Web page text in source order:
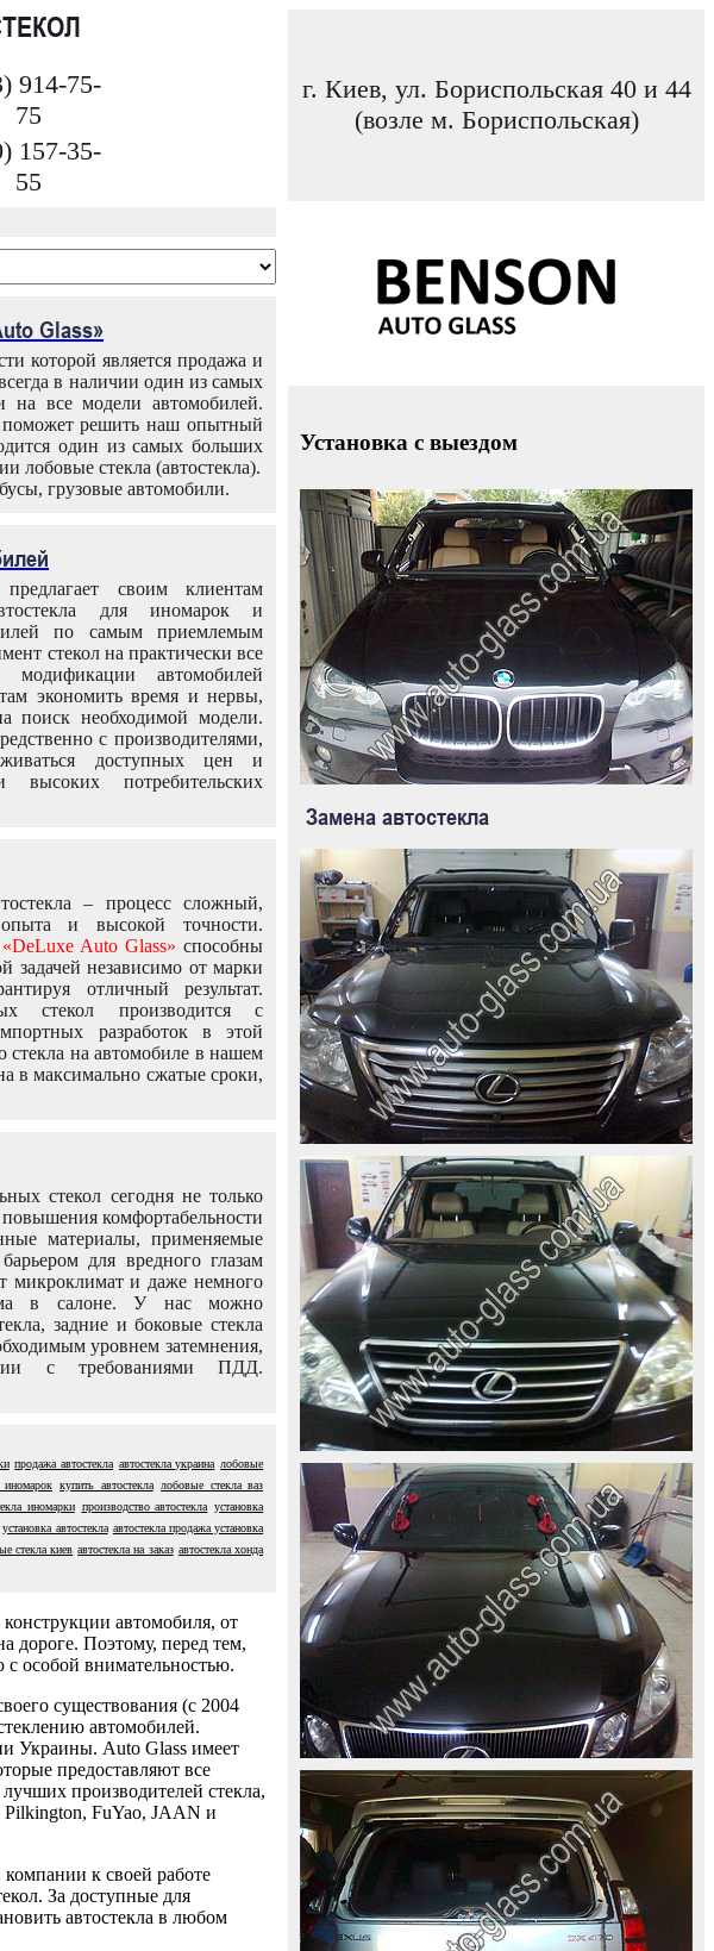
914-75-
75
157-35-
55
г. Киев, ул. Бориспольская 40 и 44
(возле м. Бориспольская)
Glass»
которой является продажа и
в наличии один из самых
на все модели автомобилей.
поможет решить наш опытный
один из самых больших
лобовые стекла (автостекла).
грузовые автомобили.
предлагает своим клиентам
для иномарок и
по самым приемлемым
стекол на практически все
автомобилей
экономить время и нервы,
поиск необходимой модели.
с производителями,
доступных цен и
потребительских
– процесс сложный,
и высокой точности.
«DeLuxe Auto Glass» способны
задачей независимо от марки
отличный результат.
стекол производится с
разработок в этой
стекла на автомобиле в нашем
в максимально сжатые сроки,
стекол сегодня не только
комфортабельности
материалы, применяемые
для вредного глазам
микроклимат и даже немного
в салоне. У нас можно
задние и боковые стекла
уровнем затемнения,
с требованиями ПДД.
продажа автостекла автостекла украина лобовые
иномарок купить автостекла
лобовые стекла ваз
иномарки производство автостекла установка
установка автостекла автостекла продажа установка
стекла киев автостекла на заказ автостекла хонда
автомобиля, от
дороге. Поэтому, перед тем,
особой внимательностью.
существования (с 2004
автомобилей.
Украины. Auto Glass имеет
предоставляют все
производителей стекла,
Pilkington, FuYao, JAAN и
к своей работе
За доступные для
автостекла в любом
Установка с выездом
Замена автостекла